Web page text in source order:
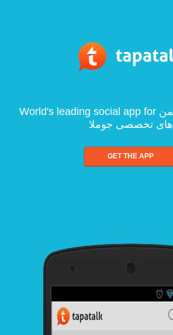
World's leading social app for پارس جوم :: انجمن
های تخصصی جوملا
GET THE APP